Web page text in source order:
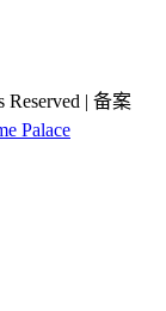
Reserved | 备案
Palace